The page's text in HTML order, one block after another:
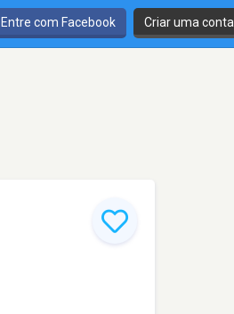
Entre com Facebook Criar uma conta